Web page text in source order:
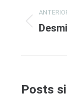
dePost
Posts